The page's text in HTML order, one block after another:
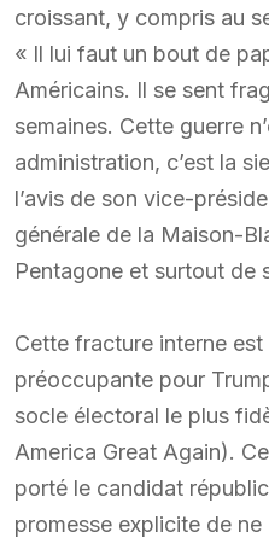
croissant, y compris au
« Il lui faut un bout de
Américains. Il se sent
semaines. Cette guerre
administration, c’est la
l’avis de son vice-
générale de la Maison-
Pentagone et surtout de
Cette fracture interne est
préoccupante pour
socle électoral le plus
America Great Again).
porté le candidat
promesse explicite de